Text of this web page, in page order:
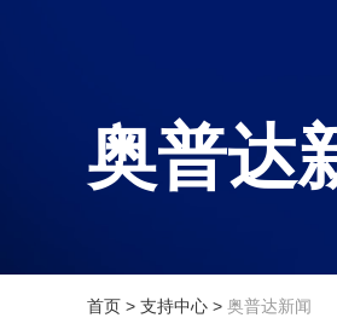
奥普达
首页 > 支持中心 > 奥普达新闻